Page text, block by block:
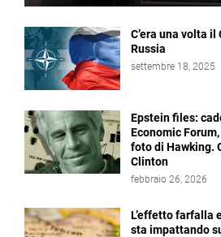
C’era una volta
Russia
settembre 18, 2025
Epstein files:
Economic Forum,
foto di Hawking.
Clinton
febbraio 26, 2026
L’effetto farfalla
sta impattando